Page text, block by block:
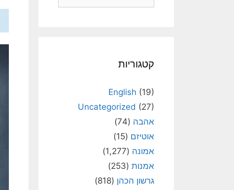
קטגוריות
English (19)
Uncategorized (27)
אהבה (74)
אוטיזם (15)
אמונה (1,277)
אמנות (253)
גרשון הכהן (818)